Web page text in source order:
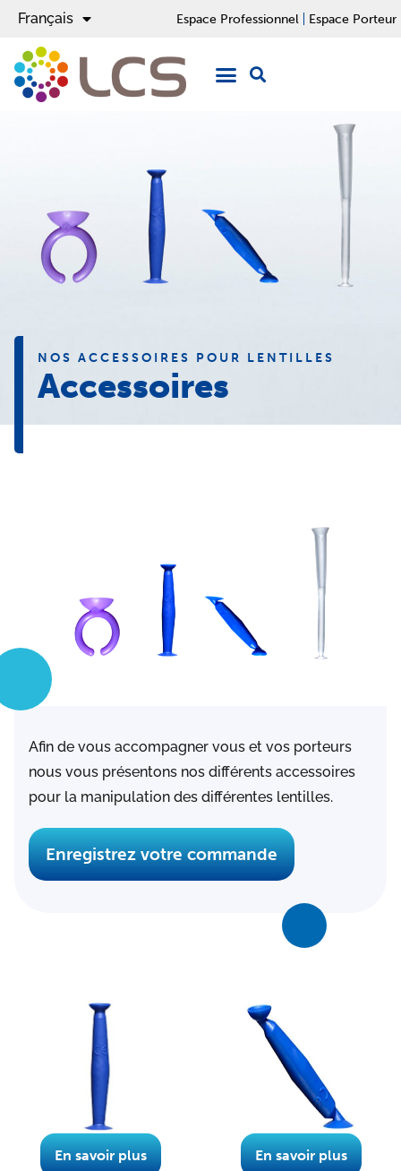
Français
English
Espace Professionnel Espace Porteur
NOS ACCESSOIRES POUR LENTILLES
Accessoires
Afin de vous accompagner vous et vos porteurs
nous vous présentons nos différents accessoires
pour la manipulation des différentes lentilles.
Enregistrez votre commande
En savoir plus En savoir plus